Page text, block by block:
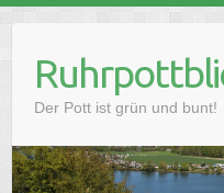
content
Der Pott ist grün und bunt!